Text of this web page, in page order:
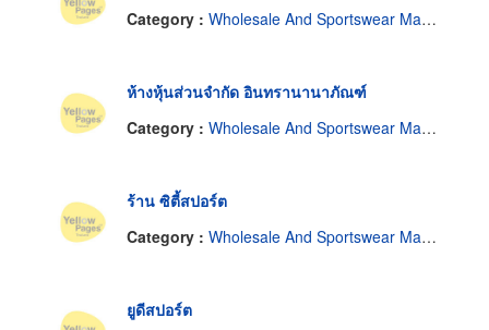
Category : Wholesale And Sportswear Manufacturer.
ห้างหุ้นส่วนจำกัด อินทรานานาภัณฑ์
Category : Wholesale And Sportswear Manufacturer.
ร้าน ซิตี้สปอร์ต
Category : Wholesale And Sportswear Manufacturer.
ยูดีสปอร์ต